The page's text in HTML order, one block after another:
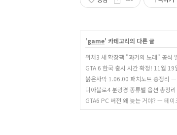
'game' 카테고리의 다른 글
위처3 새 확장팩 "과거의 노래" 공식
GTA 6 한국 출시 시간 확정! 11월 19
붉은사막 1.06.00 패치노트 총정리 —
디아블로4 분광경 종류별 옵션 총정
GTA6 PC 버전 왜 늦는 거야? — 테이